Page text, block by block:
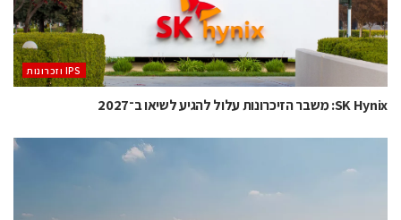
SK Hynix: משבר הזיכרונות עלול להגיע לשיאו ב־2027